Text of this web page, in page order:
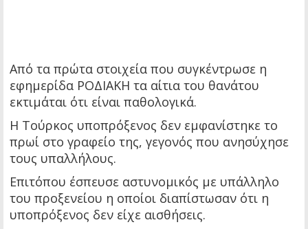
Από τα πρώτα στοιχεία που συγκέντρωσε η
εφημερίδα ΡΟΔΙΑΚΗ τα αίτια του θανάτου
εκτιμάται ότι είναι παθολογικά.
Η Tούρκος υποπρόξενος δεν εμφανίστηκε το
πρωί στο γραφείο της, γεγονός που ανησύχησε
τους υπαλλήλους.
Επιτόπου έσπευσε αστυνομικός με υπάλληλο
του προξενείου η οποίοι διαπίστωσαν ότι η
υποπρόξενος δεν είχε αισθήσεις.